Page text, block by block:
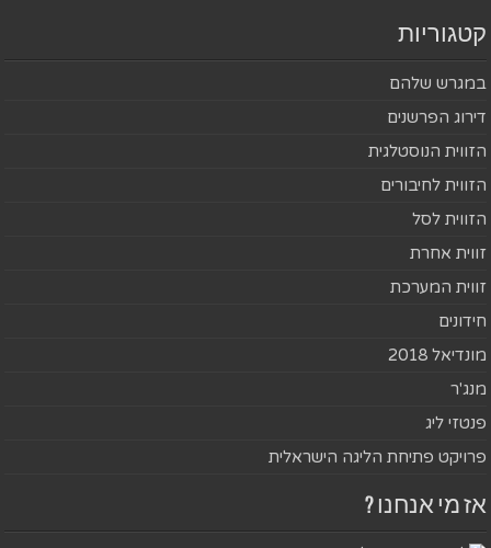
קטגוריות
במגרש שלהם
דירוג הפרשנים
הזווית הנוסטלגית
הזווית לחיבורים
הזווית לסל
זווית אחרת
זווית המערכת
חידונים
מונדיאל 2018
מנג'ר
פנטזי ליג
פרויקט פתיחת הליגה הישראלית
אז מי אנחנו ?